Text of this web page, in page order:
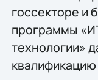
госсекторе и
программы
технологии»